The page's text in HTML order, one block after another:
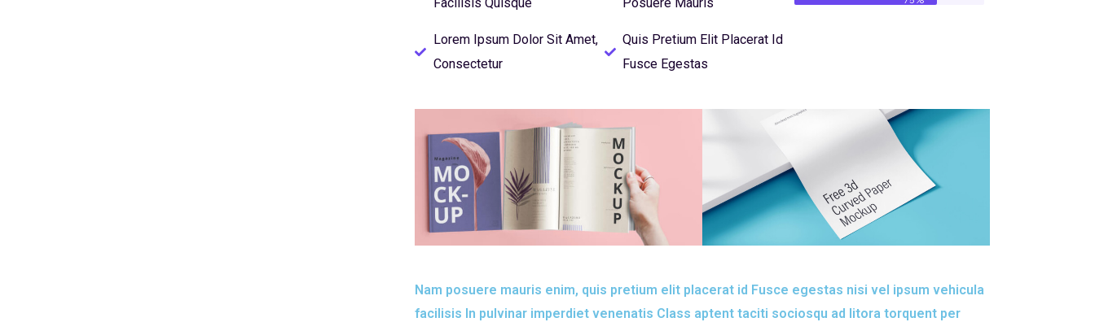
Lorem Ipsum Dolor Sit Amet,
Consectetur
Quis Pretium Elit Placerat Id
Fusce Egestas
Nam posuere mauris enim, quis pretium elit placerat id Fusce egestas nisi vel ipsum vehicula
facilisis In pulvinar imperdiet venenatis Class aptent taciti sociosqu ad litora torquent per